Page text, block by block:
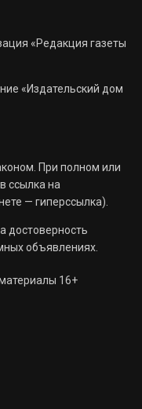
«Редакция газеты
«Издательский дом
При полном или
ссылка на
— гиперссылка).
достоверность
объявлениях.
16+